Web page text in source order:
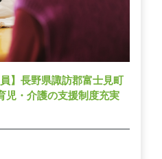
】長野県諏訪郡富士見町
・介護の支援制度充実